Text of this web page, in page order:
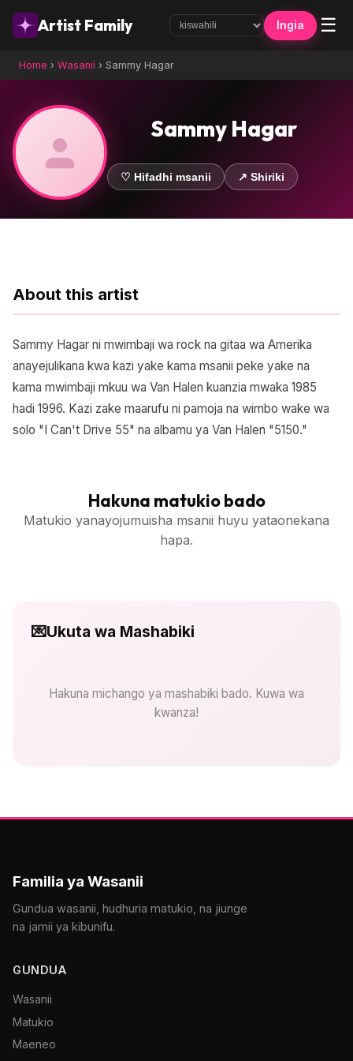
Artist Family Ingia ☰
Home › Wasanii › Sammy Hagar
Sammy Hagar
♡ Hifadhi msanii ↗ Shiriki
About this artist
Sammy Hagar ni mwimbaji wa rock na gitaa wa Amerika
anayejulikana kwa kazi yake kama msanii peke yake na
kama mwimbaji mkuu wa Van Halen kuanzia mwaka 1985
hadi 1996. Kazi zake maarufu ni pamoja na wimbo wake wa
solo "I Can't Drive 55" na albamu ya Van Halen "5150."
Hakuna matukio bado
Matukio yanayojumuisha msanii huyu yataonekana
hapa.
💌Ukuta wa Mashabiki
Hakuna michango ya mashabiki bado. Kuwa wa
kwanza!
Familia ya Wasanii
Gundua wasanii, hudhuria matukio, na jiunge
na jamii ya kibunifu.
GUNDUA
Wasanii
Matukio
Maeneo